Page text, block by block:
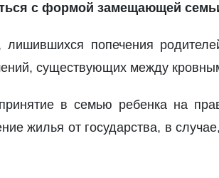
с формой замещающей
лишившихся попечения
существующих между
в семью ребенка на
жилья от государства, в